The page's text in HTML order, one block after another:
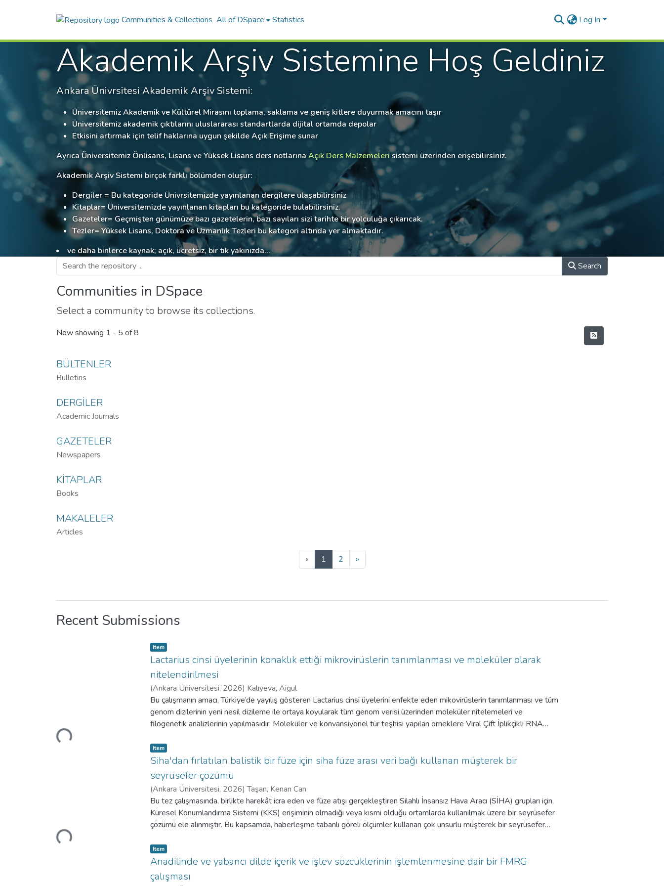
Communities & Collections All of DSpace Statistics Log In
Akademik Arşiv Sistemine Hoş Geldiniz
Ankara Ünivrsitesi Akademik Arşiv Sistemi:
Üniversitemiz Akademik ve Kültürel Mirasını toplama, saklama ve geniş kitlere duyurmak amacını taşır
Üniversitemiz akademik çıktılarını uluslararası standartlarda dijital ortamda depolar
Etkisini artırmak için telif haklarına uygun şekilde Açık Erişime sunar
Ayrıca Üniversitemiz Önlisans, Lisans ve Yüksek Lisans ders notlarına Açık Ders Malzemelerisistemi üzerinden erişebilirsiniz.
Akademik Arşiv Sistemi birçok farklı bölümden oluşur:
Dergiler = Bu kategoride Ünivrsitemizde yayınlanan dergilere ulaşabilirsiniz
Kitaplar= Üniversitemizde yayınlanan kitapları bu kategoride bulabilirsiniz.
Gazeteler= Geçmişten günümüze bazı gazetelerin, bazı sayıları sizi tarihte bir yolculuğa çıkarıcak.
Tezler= Yüksek Lisans, Doktora ve Uzmanlık Tezleri bu kategori altında yer almaktadır.
ve daha binlerce kaynak; açık, ücretsiz, bir tık yakınızda...
Search
Communities in DSpace
Select a community to browse its collections.
Now showing 1 - 5 of 8
BÜLTENLER
Bulletins
DERGİLER
Academic Journals
GAZETELER
Newspapers
KİTAPLAR
Books
MAKALELER
Articles
« 1(current)
2 »
Recent Submissions
Loading...
Item type:
Item ,
Lactarius cinsi üyelerinin konaklık ettiği mikrovirüslerin tanımlanması ve moleküler olarak
nitelendirilmesi
(Ankara Üniversitesi, 2026) Kalıyeva, Aigul
Bu çalışmanın amacı, Türkiye’de yayılış gösteren Lactarius cinsi üyelerini enfekte eden mikovirüslerin tanımlanması ve tüm
genom dizilerinin yeni nesil dizileme ile ortaya koyularak tüm genom verisi üzerinden moleküler nitelemeleri ve
filogenetik analizlerinin yapılmasıdır. Moleküler ve konvansiyonel tür teşhisi yapılan örneklere Viral Çift İplikçikli RNA
yöntemler kullanılarak teşhisleri yapılmıştır. Lactarius örneklerinden genomik DNA izolasyonu CTAB yöntemiyle
gerçekleştirilmiştir. Ribozomal RNA gen bölgeleri PCR ile çoğaltılmış ve dizilenmiştir. Amplikonlar, BLASTn analizleri
kullanılarak incelenmiş ve filogenetik ağaçlar oluşturulmuştur. dsRNA ekstraksiyonu gerçekleştirilmiş ve S1 nükleaz
kullanılarak dsRNA'lar muamele edilip analiz edilmiştir. dsRNA'lardan elde edilen cDNA’lar rPCR ile çoğaltılmış,
saflaştırılmış ve yeni nesil dizileme ile analiz edilmiştir. Terminal bölgelerin çoğaltılması için RACE PCR ve Sanger
dideoksi yöntemi kullanılmıştır. Elde edilen viral genom dizileri biyoinformatik ve filogenetik olarak analiz edilmiştir. Bu
çalışmada, Lactarius cinsi üyelerini enfekte eden bir mikovirüs tanımlanmıştır. " Lactarius mediterraneensis partitivirüs 1
(LmPV1)"
olarak adlandırılan partitivirüsün tam genomu elde edilmiştir.
Loading...
Item type:
Item ,
Siha'dan fırlatılan balistik bir füze için siha füze arası veri bağı kullanan müşterek bir
seyrüsefer çözümü
(Ankara Üniversitesi, 2026)Taşan, Kenan Can
Bu tez çalışmasında, birlikte harekât icra eden ve füze atışı gerçekleştiren Silahlı İnsansız Hava Aracı (SİHA) grupları için,
Küresel Konumlandırma Sistemi (KKS) erişiminin olmadığı veya kısmi olduğu ortamlarda kullanılmak üzere bir seyrüsefer
çözümü ele alınmıştır. Bu kapsamda, haberleşme tabanlı göreli ölçümler kullanan çok unsurlu müşterek bir seyrüsefer
ölçümlerin doğruluğunun kritik olduğu ortaya konmuş ve ölçüm bozulmaları altında önerilen yaklaşımın gürbüzlüğünü
korumaya yönelik yöntemler geliştirilmiştir. Çalışmada, operasyon ortamında karşılaşılabilecek haberleşme kesintileri, çok
yollu iletim hataları ve saat kaymaları gibi ölçüm bozulmaları zamana bağlı bir şekilde ele alınmış ve bu tür hataların klasik
Item type:
Item ,
Anadilinde ve yabancı dilde içerik ve işlev sözcüklerinin işlemlenmesine dair bir FMRG
çalışması